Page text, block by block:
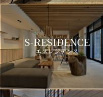
S-RESIDENCE
エスレジデンス